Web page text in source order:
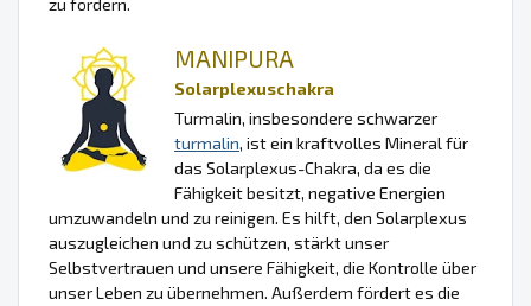
zu fördern.
MANIPURA
Solarplexuschakra
Turmalin, insbesondere schwarzer
turmalin, ist ein kraftvolles Mineral für
das Solarplexus-Chakra, da es die
Fähigkeit besitzt, negative Energien
umzuwandeln und zu reinigen. Es hilft, den Solarplexus
auszugleichen und zu schützen, stärkt unser
Selbstvertrauen und unsere Fähigkeit, die Kontrolle über
unser Leben zu übernehmen. Außerdem fördert es die